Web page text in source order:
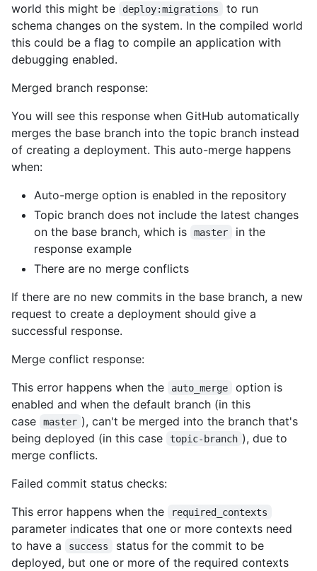
world this might be
deploy:migrations
to run
schema changes on the system. In the compiled world
this could be a flag to compile an application with
debugging enabled.
Merged branch response:
You will see this response when GitHub automatically
merges the base branch into the topic branch instead
of creating a deployment. This auto-merge happens
when:
Auto-merge option is enabled in the repository
Topic branch does not include the latest changes
on the base branch, which is
master
in the
response example
There are no merge conflicts
If there are no new commits in the base branch, a new
request to create a deployment should give a
successful response.
Merge conflict response:
This error happens when the
auto_merge
option is
enabled and when the default branch (in this
case
master ), can't be merged into the branch that's
being deployed (in this case
topic-branch ), due to
merge conflicts.
Failed commit status checks:
This error happens when the
required_contexts
parameter indicates that one or more contexts need
to have a
success
status for the commit to be
deployed, but one or more of the required contexts